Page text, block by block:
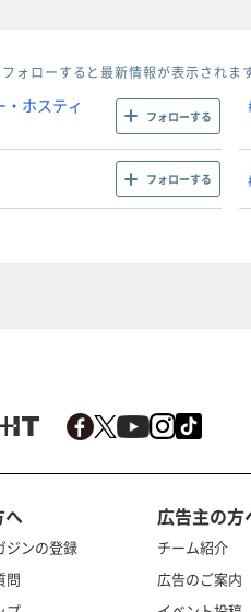
ォローすると最新情報が表示されま
ホスティ
フォローする
フォローする
へ
ジンの登録
問
広告主の方
チーム紹介
広告のご案内